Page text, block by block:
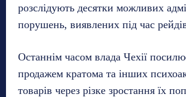
розслідують десятки можливих
порушень, виявлених під час
Останнім часом влада Чехії
продажем кратома та інших
товарів через різке зростання їх